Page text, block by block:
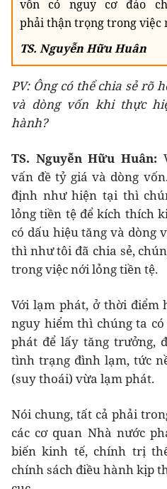
vốn có nguy cơ đảo
phải thận trọng trong việc
TS. Nguyễn Hữu Huân
PV: Ông có thể chia sẻ rõ
và dòng vốn khi thực
hành?
TS. Nguyễn Hữu Huân:
vấn đề tỷ giá và dòng
định như hiện tại thì
lỏng tiền tệ để kích thích
có dấu hiệu tăng và dòng
thì như tôi đã chia sẻ,
trong việc nới lỏng tiền tệ.
Với lạm phát, ở thời điểm
nguy hiểm thì chúng ta
phát để lấy tăng trưởng,
tình trạng đình lạm, tức
(suy thoái) vừa lạm phát.
Nói chung, tất cả phải
các cơ quan Nhà nước
biến kinh tế, chính trị
chính sách điều hành kịp